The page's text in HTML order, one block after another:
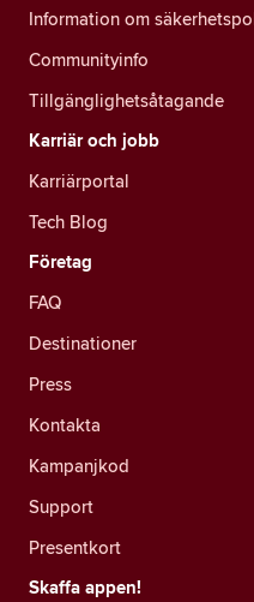
Information om
Communityinfo
Tillgänglighetsåtagande
Karriär och jobb
Karriärportal
Tech Blog
Företag
FAQ
Destinationer
Press
Kontakta
Kampanjkod
Support
Presentkort
Skaffa appen!